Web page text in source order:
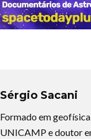
Sérgio Sacani
Formado em
UNICAMP e doutor